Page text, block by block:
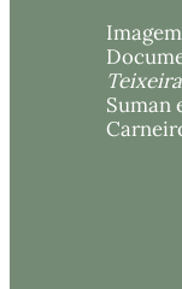
Suman